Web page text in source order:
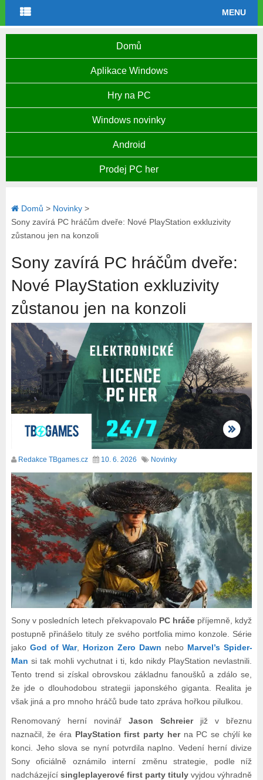
MENU
Domů
Aplikace Windows
Hry na PC
Windows novinky
Android
Prodej PC her
Domů > Novinky>
Sony zavírá PC hráčům dveře: Nové PlayStation exkluzivity
zůstanou jen na konzoli
Sony zavírá PC hráčům dveře:
Nové PlayStation exkluzivity
zůstanou jen na konzoli
Redakce TBgames.cz 10. 6. 2026 Novinky
Sony v posledních letech překvapovalo PC hráčepříjemně, když
postupně přinášelo tituly ze svého portfolia mimo konzole. Série
jako God of War, Horizon Zero Dawn nebo Marvel’s Spider-
Man si tak mohli vychutnat i ti, kdo nikdy PlayStation nevlastnili.
Tento trend si získal obrovskou základnu fanoušků a zdálo se,
že jde o dlouhodobou strategii japonského giganta. Realita je
však jiná a pro mnoho hráčů bude tato zpráva hořkou pilulkou.
Renomovaný herní novinář Jason Schreierjiž v březnu
naznačil, že éra PlayStation first party herna PC se chýlí ke
konci. Jeho slova se nyní potvrdila naplno. Vedení herní divize
Sony oficiálně oznámilo interní změnu strategie, podle níž
nadcházející singleplayerové first party tituly vyjdou výhradně